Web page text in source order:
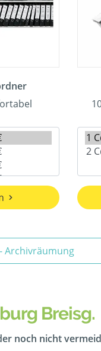
Archivräumung
Breisg.
noch nicht